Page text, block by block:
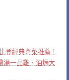
登經典粵菜推薦！
湯一品雞、油焗大